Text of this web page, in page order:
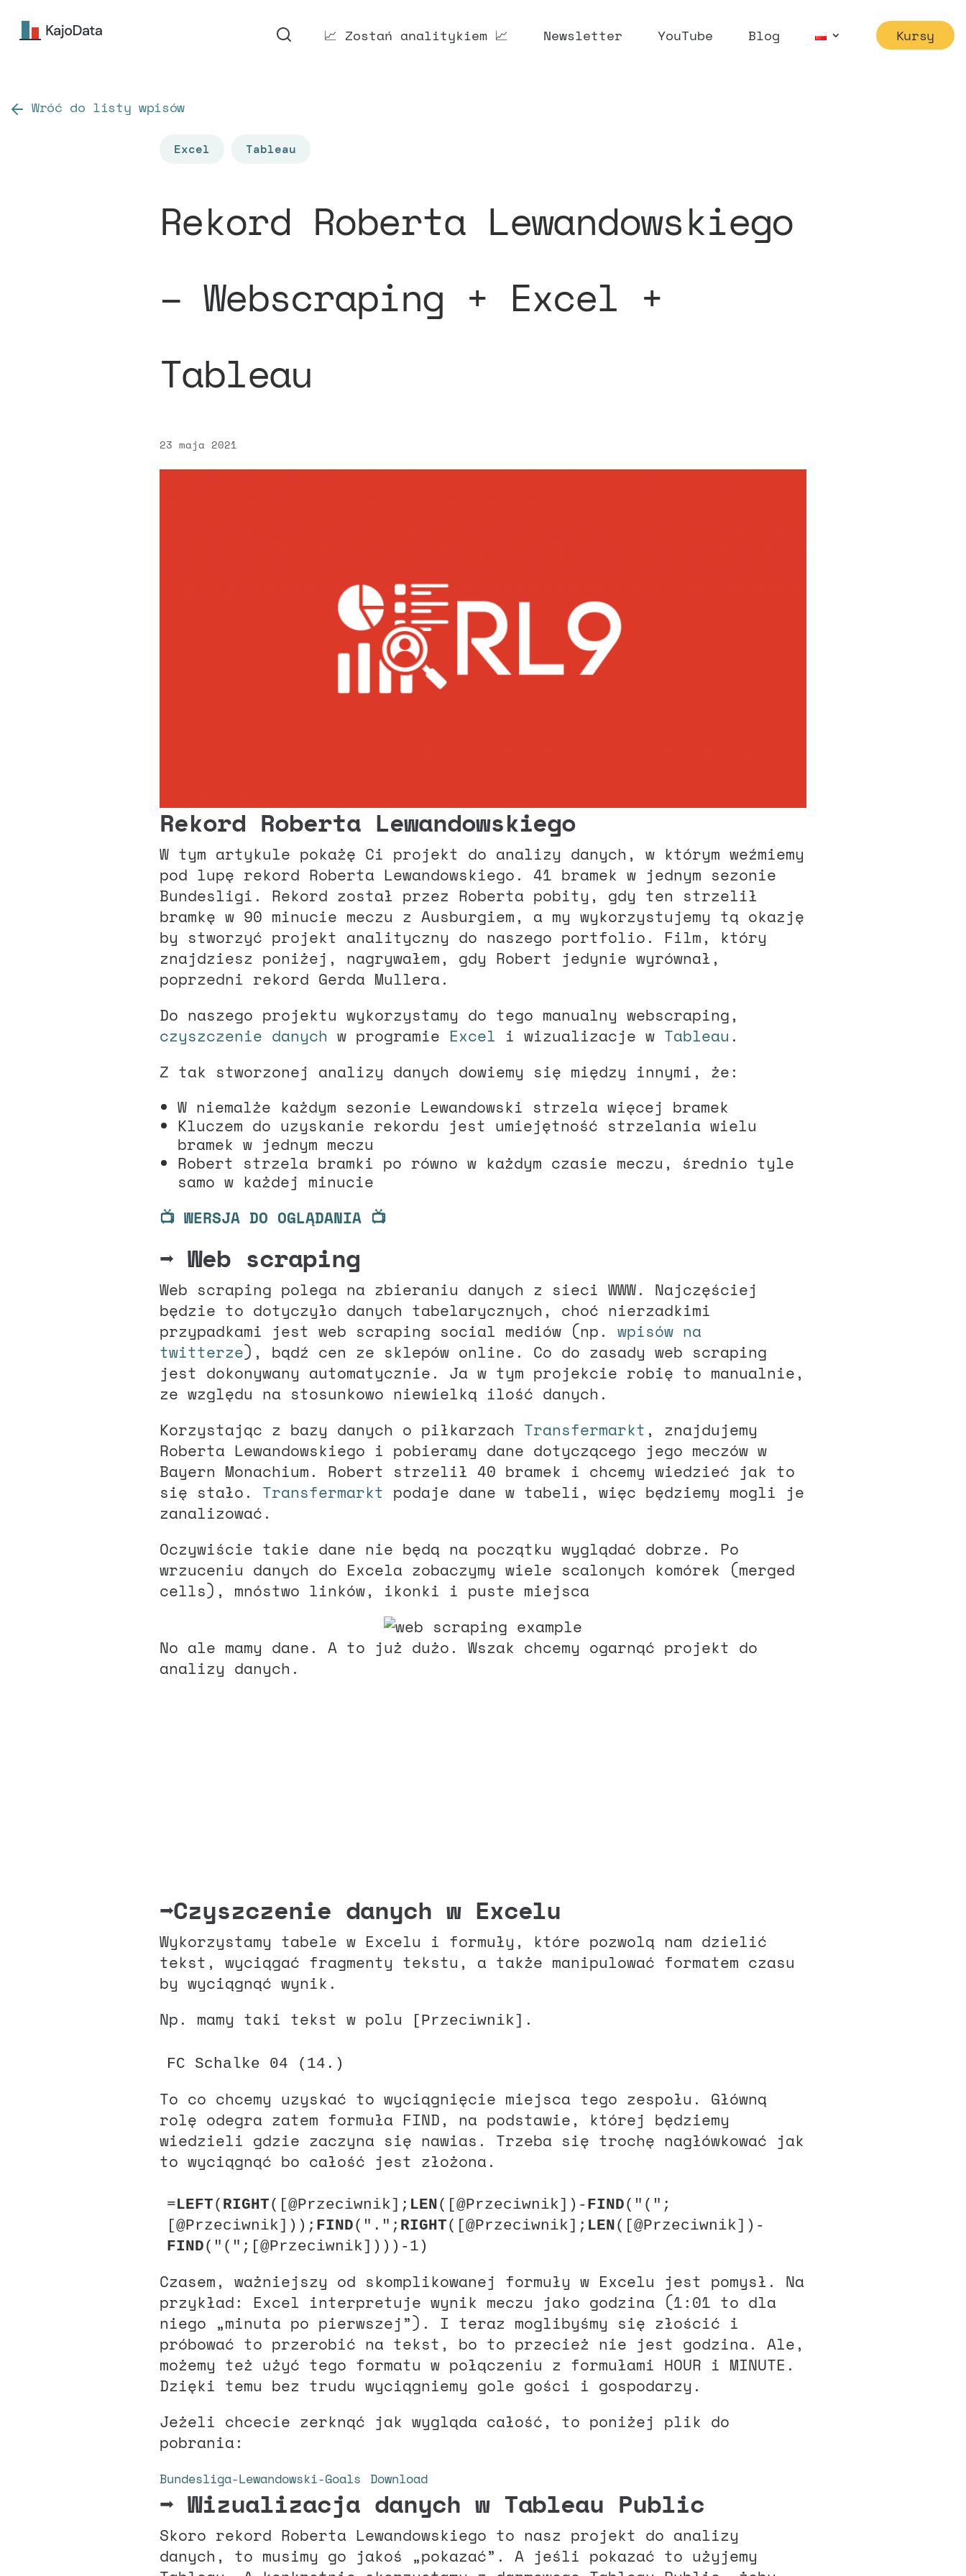
📈 Zostań analitykiem 📈 Newsletter YouTube Blog Kursy
Wróć do listy wpisów
Excel Tableau
Rekord Roberta Lewandowskiego
– Webscraping + Excel +
Tableau
23 maja 2021
Rekord Roberta Lewandowskiego
W tym artykule pokażę Ci projekt do analizy danych, w którym weźmiemy
pod lupę rekord Roberta Lewandowskiego. 41 bramek w jednym sezonie
Bundesligi. Rekord został przez Roberta pobity, gdy ten strzelił
bramkę w 90 minucie meczu z Ausburgiem, a my wykorzystujemy tą okazję
by stworzyć projekt analityczny do naszego portfolio. Film, który
znajdziesz poniżej, nagrywałem, gdy Robert jedynie wyrównał,
poprzedni rekord Gerda Mullera.
Do naszego projektu wykorzystamy do tego manualny webscraping,
czyszczenie danych w programie Excel i wizualizacje w Tableau .
Z tak stworzonej analizy danych dowiemy się między innymi, że:
W niemalże każdym sezonie Lewandowski strzela więcej bramek
Kluczem do uzyskanie rekordu jest umiejętność strzelania wielu
bramek w jednym meczu
Robert strzela bramki po równo w każdym czasie meczu, średnio tyle
samo w każdej minucie
📺 WERSJA DO OGLĄDANIA 📺
➡️ Web scraping
Web scraping polega na zbieraniu danych z sieci WWW. Najczęściej
będzie to dotyczyło danych tabelarycznych, choć nierzadkimi
przypadkami jest web scraping social mediów (np. wpisów na
twitterze), bądź cen ze sklepów online. Co do zasady web scraping
jest dokonywany automatycznie. Ja w tym projekcie robię to manualnie,
ze względu na stosunkowo niewielką ilość danych.
Korzystając z bazy danych o piłkarzach Transfermarkt , znajdujemy
Roberta Lewandowskiego i pobieramy dane dotyczącego jego meczów w
Bayern Monachium. Robert strzelił 40 bramek i chcemy wiedzieć jak to
się stało. Transfermarkt podaje dane w tabeli, więc będziemy mogli je
zanalizować.
Oczywiście takie dane nie będą na początku wyglądać dobrze. Po
wrzuceniu danych do Excela zobaczymy wiele scalonych komórek (merged
cells), mnóstwo linków, ikonki i puste miejsca
No ale mamy dane. A to już dużo. Wszak chcemy ogarnąć projekt do
analizy danych.
➡️Czyszczenie danych w Excelu
Wykorzystamy tabele w Excelu i formuły, które pozwolą nam dzielić
tekst, wyciągać fragmenty tekstu, a także manipulować formatem czasu
by wyciągnąć wynik.
Np. mamy taki tekst w polu
[Przeciwnik] .
FC Schalke 04 (14.)
To co chcemy uzyskać to wyciągnięcie miejsca tego zespołu. Główną
rolę odegra zatem formuła FIND, na podstawie, której będziemy
wiedzieli gdzie zaczyna się nawias. Trzeba się trochę nagłówkować jak
to wyciągnąć bo całość jest złożona.
=LEFT( RIGHT([@Przeciwnik]; LEN([@Przeciwnik])-FIND("(";
[@Przeciwnik])); FIND("."; RIGHT([@Przeciwnik]; LEN([@Przeciwnik])-
FIND("(";[@Przeciwnik])))-1)
Czasem, ważniejszy od skomplikowanej formuły w Excelu jest pomysł. Na
przykład: Excel interpretuje wynik meczu jako godzina (1:01 to dla
niego „minuta po pierwszej”). I teraz moglibyśmy się złościć i
próbować to przerobić na tekst, bo to przecież nie jest godzina. Ale,
możemy też użyć tego formatu w połączeniu z formułami HOUR i MINUTE.
Dzięki temu bez trudu wyciągniemy gole gości i gospodarzy.
Jeżeli chcecie zerknąć jak wygląda całość, to poniżej plik do
pobrania:
Bundesliga-Lewandowski-Goals Download
➡️ Wizualizacja danych w Tableau Public
Skoro rekord Roberta Lewandowskiego to nasz projekt do analizy
danych, to musimy go jakoś „pokazać”. A jeśli pokazać to użyjemy